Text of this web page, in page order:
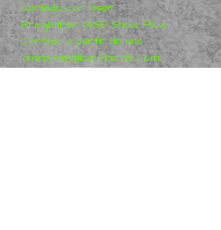
cortado con láser:
Freightliner 114SD Snow Plow.
Cortado a partir de una
lámina metálica fina de 11 cm